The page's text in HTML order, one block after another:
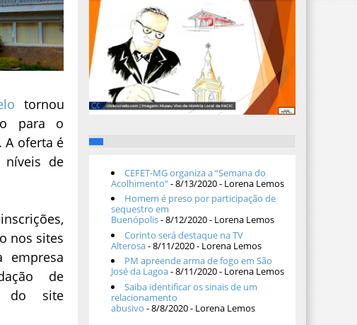
tornou
para o
A oferta é
níveis de
nos sites
de
do site
CEFET-MG organiza a “Semana do
Acolhimento”- 8/13/2020- Lorena Lemos
Homem é preso por participação de
sequestro em
Buenópolis- 8/12/2020- Lorena Lemos
Corinto será destaque na TV
Alterosa- 8/11/2020- Lorena Lemos
PM apreende arma de fogo em São
José da Lagoa- 8/11/2020- Lorena Lemos
Saiba identificar os sinais de um
relacionamento
abusivo - 8/8/2020- Lorena Lemos